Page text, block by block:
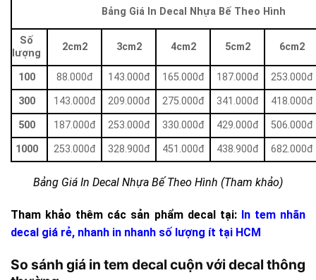
Bảng Giá In Decal Nhựa Bế Theo Hình
Số
lượng
2cm2 3cm2 4cm2 5cm2 6cm2
100 88.000đ 143.000đ 165.000đ 187.000đ
253.000đ
300
143.000đ 209.000đ 275.000đ 341.000đ
418.000đ
500
187.000đ 253.000đ 330.000đ 429.000đ
506.000đ
1000
253.000đ 328.900đ 451.000đ 438.900đ 682.000đ
Bảng Giá In Decal Nhựa Bế Theo Hình (Tham khảo)
Tham khảo thêm các sản phẩm decal tại: In tem nhãn
decal giá rẻ, nhanh in nhanh số lượng ít tại HCM
So sánh giá in tem decal cuộn với decal thông